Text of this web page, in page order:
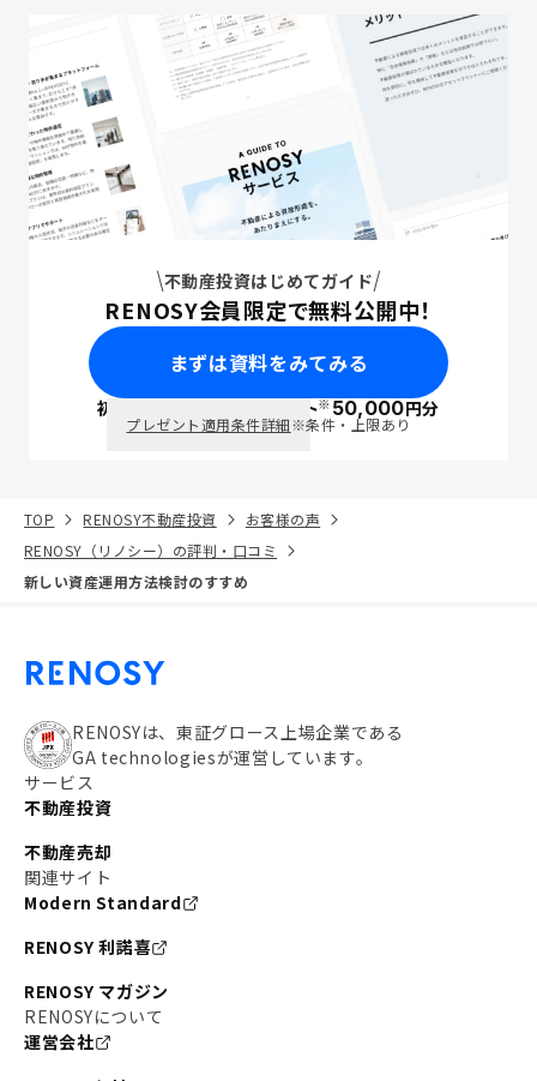
不動産投資はじめてガイド
RENOSY会員限定で無料公開中！
まずは資料をみてみる
初回面談で ポイント※50,000円分
プレゼント適用条件詳細※条件・上限あり
TOP RENOSY不動産投資
お客様の声
RENOSY（リノシー）の評判・口コミ
新しい資産運用方法検討のすすめ
RENOSYは、東証グロース上場企業である
GA technologiesが運営しています。
サービス
不動産投資
不動産売却
関連サイト
Modern Standard
RENOSY 利諾喜
RENOSY マガジン
RENOSYについて
運営会社